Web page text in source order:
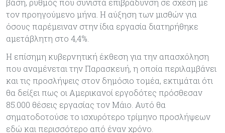
τον προηγούμενο μήνα. Η αύξηση των μισθών για
όσους παρέμειναν στην ίδια εργασία διατηρήθηκε
αμετάβλητη στο 4,4%.
Η επίσημη κυβερνητική έκθεση για την απασχόληση
που αναμένεται την Παρασκευή, η οποία περιλαμβάνει
και τις προσλήψεις στον δημόσιο τομέα, εκτιμάται ότι
θα δείξει πως οι Αμερικανοί εργοδότες πρόσθεσαν
85.000 θέσεις εργασίας τον Μάιο. Αυτό θα
σηματοδοτούσε το ισχυρότερο τρίμηνο προσλήψεων
εδώ και περισσότερο από έναν χρόνο.